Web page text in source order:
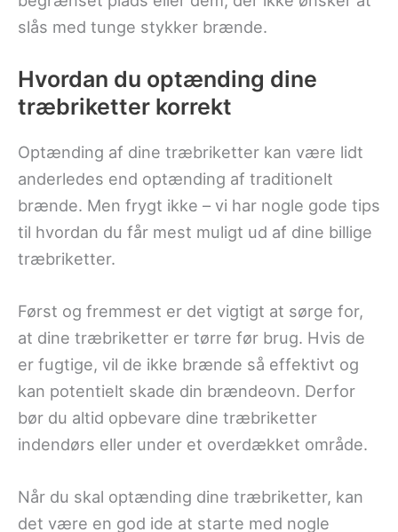
slås med tunge stykker brænde.
Hvordan du optænding dine
træbriketter korrekt
Optænding af dine træbriketter kan være lidt
anderledes end optænding af traditionelt
brænde. Men frygt ikke – vi har nogle gode tips
til hvordan du får mest muligt ud af dine billige
træbriketter.
Først og fremmest er det vigtigt at sørge for,
at dine træbriketter er tørre før brug. Hvis de
er fugtige, vil de ikke brænde så effektivt og
kan potentielt skade din brændeovn. Derfor
bør du altid opbevare dine træbriketter
indendørs eller under et overdækket område.
Når du skal optænding dine træbriketter, kan
det være en god ide at starte med nogle